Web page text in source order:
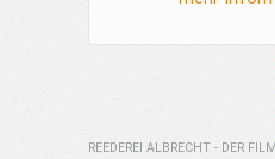
REEDEREI ALBRECHT - DER FILM